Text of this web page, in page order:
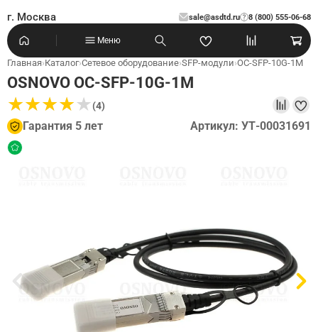
г. Москва sale@asdtd.ru 8 (800) 555-06-68
?
Меню
Главная›Каталог›Сетевое оборудование›SFP-модули›OC-SFP-10G-1M
OSNOVO OC-SFP-10G-1M
★★★★★
★★★★★(4)
Гарантия 5 лет Артикул: УТ-00031691